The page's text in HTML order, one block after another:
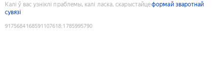
Калі ў вас узніклі праблемы, калі ласка, скарыстайцеформай зваротнай
сувязі
9175684168591107618:1785995790